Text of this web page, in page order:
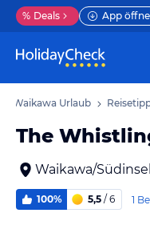
% Deals App
Waikawa Urlaub
The
Waikawa/Südinsel
100% 5,5 / 6 1